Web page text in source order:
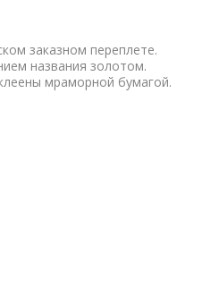
заказном переплете.
названия золотом.
мраморной бумагой.